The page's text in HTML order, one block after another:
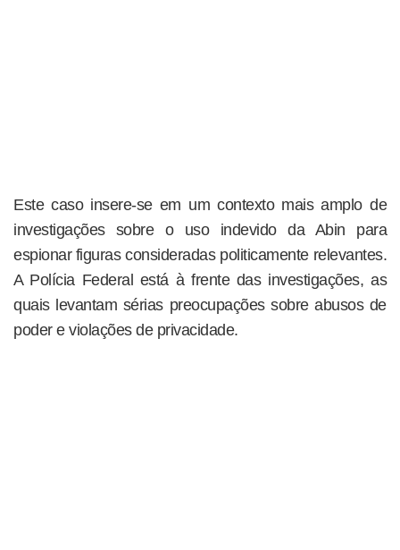
Este caso insere-se em um contexto mais amplo de
investigações sobre o uso indevido da Abin para
espionar figuras consideradas politicamente relevantes.
A Polícia Federal está à frente das investigações, as
quais levantam sérias preocupações sobre abusos de
poder e violações de privacidade.